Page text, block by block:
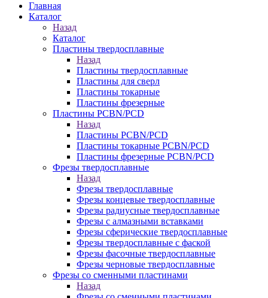
Главная
Каталог
Назад
Каталог
Пластины твердосплавные
Назад
Пластины твердосплавные
Пластины для сверл
Пластины токарные
Пластины фрезерные
Пластины PCBN/PCD
Назад
Пластины PCBN/PCD
Пластины токарные PCBN/PCD
Пластины фрезерные PCBN/PCD
Фрезы твердосплавные
Назад
Фрезы твердосплавные
Фрезы концевые твердосплавные
Фрезы радиусные твердосплавные
Фрезы с алмазными вставками
Фрезы сферические твердосплавные
Фрезы твердосплавные с фаской
Фрезы фасочные твердосплавные
Фрезы черновые твердосплавные
Фрезы со сменными пластинами
Назад